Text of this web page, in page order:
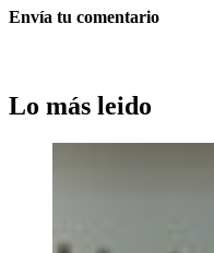
Envía tu comentario
Lo más leido